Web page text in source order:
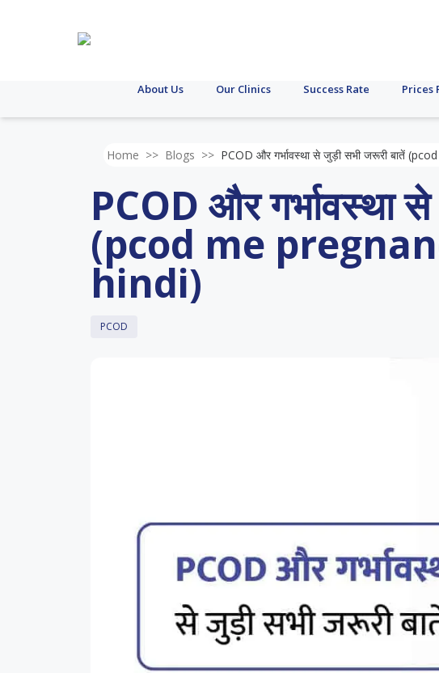
About Us Our Clinics Success Rate Prices
Home >> Blogs >> PCOD और गर्भावस्था से जुड़ी सभी जरूरी बातें
PCOD और गर्भावस्था
(pcod me
hindi)
PCOD